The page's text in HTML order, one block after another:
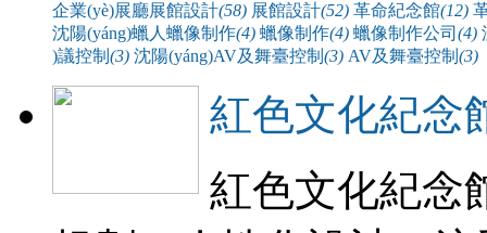
企業(yè)展廳展館設計(58) 展館設計(52) 革命紀念館(12)
沈陽(yáng)蠟人蠟像制作(4) 蠟像制作(4) 蠟像制作公司 (4)
)議控制 (3) 沈陽(yáng)AV及舞臺控制 (3) AV及舞臺控制 (3)
紅色文化紀念
紅色文化紀念